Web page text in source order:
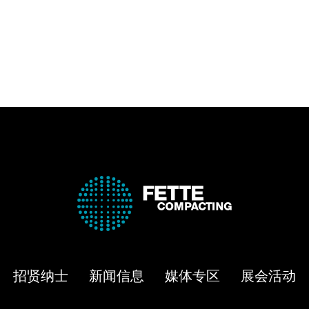
招贤纳士 新闻信息 媒体专区 展会活动